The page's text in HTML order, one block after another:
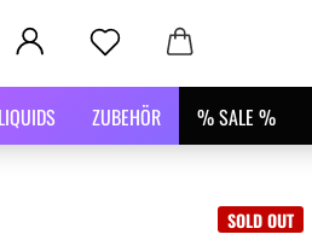
LIQUIDS ZUBEHÖR % SALE %
SOLD OUT